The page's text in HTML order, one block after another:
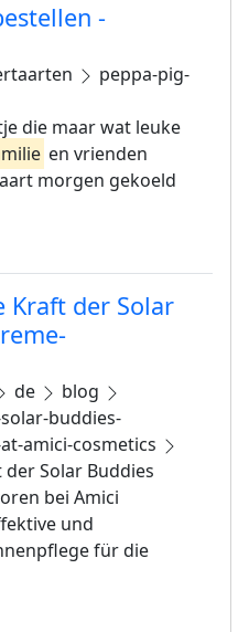
-
peppa-pig-
die maar wat leuke
en vrienden
morgen gekoeld
Kraft der Solar
de
blog
buddies-
amici-cosmetics
Solar Buddies
bei Amici
und
für die